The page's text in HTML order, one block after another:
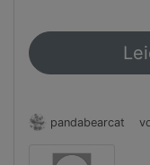
pandabearcat